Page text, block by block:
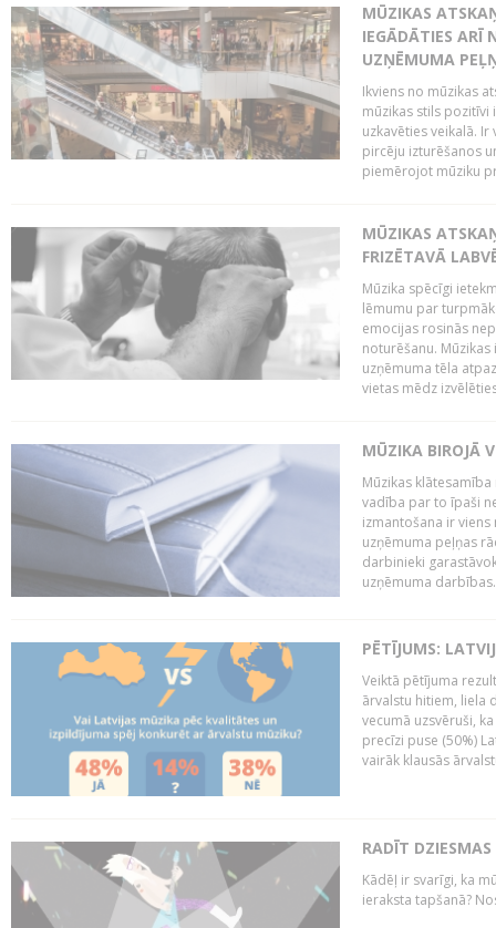
MŪZIKAS
IEGĀDĀTIES ARĪ
UZŅĒMUMA
Ikviens no mūzikas
mūzikas stils pozitīvi
uzkavēties veikalā.
pircēju izturēšanos
piemērojot mūziku
MŪZIKAS
FRIZĒTAVĀ
Mūzika spēcīgi
lēmumu par
emocijas rosinās
noturēšanu.
uzņēmuma tēla
vietas mēdz
MŪZIKA BIROJĀ
Mūzikas
vadība par to īpaši
izmantošana ir
uzņēmuma peļņas
darbinieki
uzņēmuma
PĒTĪJUMS:
Veiktā pētījuma
ārvalstu hitiem, liela
vecumā uzsvēruši,
precīzi puse (50%)
vairāk klausās
RADĪT
Kādēļ ir svarīgi, ka
ieraksta tapšanā?